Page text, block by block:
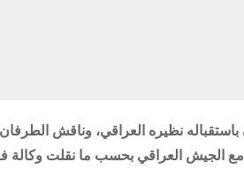
نظيره العراقي، وناقش
مع الجيش العراقي بحسب ما نقلت وكالة